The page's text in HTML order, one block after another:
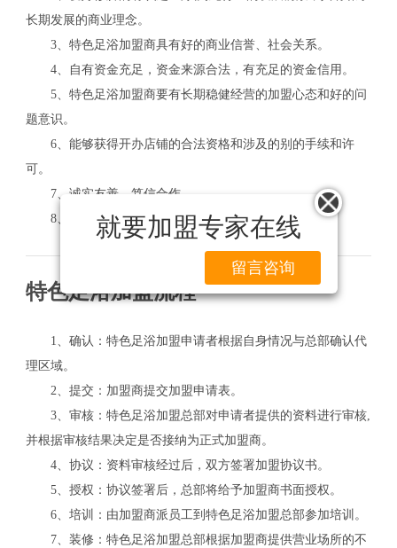
就要加盟专家在线
留言咨询
长期发展的商业理念。
3、特色足浴加盟商具有好的商业信誉、社会关系。
4、自有资金充足，资金来源合法，有充足的资金信用。
5、特色足浴加盟商要有长期稳健经营的加盟心态和好的问
题意识。
6、能够获得开办店铺的合法资格和涉及的别的手续和许
可。
7、诚实友善、笃信合作。
8、具有一定的市场开拓及经营经验者。
特色足浴加盟流程
1、确认：特色足浴加盟申请者根据自身情况与总部确认代
理区域。
2、提交：加盟商提交加盟申请表。
3、审核：特色足浴加盟总部对申请者提供的资料进行审核,
并根据审核结果决定是否接纳为正式加盟商。
4、协议：资料审核经过后，双方签署加盟协议书。
5、授权：协议签署后，总部将给予加盟商书面授权。
6、培训：由加盟商派员工到特色足浴加盟总部参加培训。
7、装修：特色足浴加盟总部根据加盟商提供营业场所的不